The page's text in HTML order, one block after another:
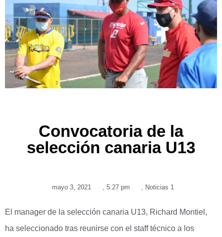
Convocatoria de la
selección canaria U13
mayo 3, 2021 , 5:27 pm , Noticias 1
El manager de la selección canaria U13, Richard Montiel,
ha seleccionado tras reunirse con el staff técnico a los